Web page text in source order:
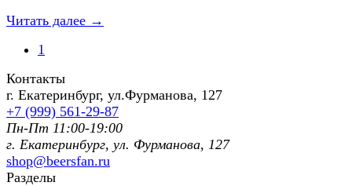
Читать далее →
1
Контакты
г. Екатеринбург, ул.Фурманoва, 127
+7 (999) 561-29-87
Пн-Пт 11:00-19:00
г. Екатеринбург, ул. Фурманoва, 127
shop@beersfan.ru
Разделы